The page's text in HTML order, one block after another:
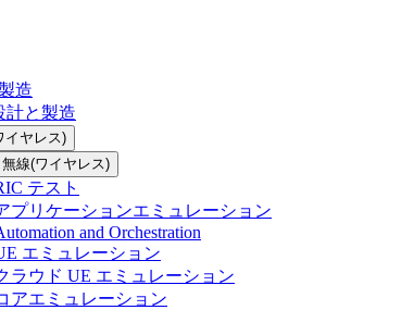
造
計と製造
イヤレス)
無線(ワイヤレス)
テスト
プリケーションエミュレーション
and Orchestration
エミュレーション
ラウド UE エミュレーション
アエミュレーション